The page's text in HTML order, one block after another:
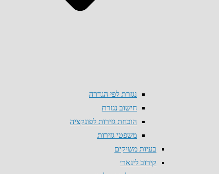
נגזרת לפי הגדרה
חישוב נגזרת
הוכחת גזירות לפונקציה
משפטי גזירות
בעיות משיקים
קירוב לינארי